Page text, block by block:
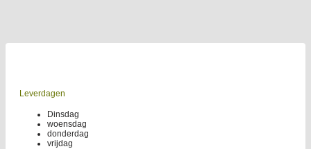
Leverdagen
Dinsdag
woensdag
donderdag
vrijdag